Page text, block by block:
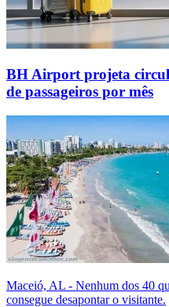
BH Airport projeta
de passageiros por mês
Maceió, AL - Nenhum dos 40
consegue desapontar o visitante.